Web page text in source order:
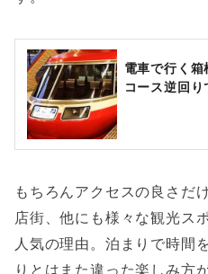
電車で行く
コース逆回
もちろんアクセスの良さだ
店街、他にも様々な観光ス
人気の理由。泊まりで時間
りとはまた違った楽しみ方